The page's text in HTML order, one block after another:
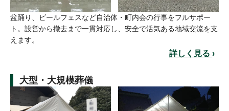
盆踊り、ビールフェスなど自治体・町内会の行事をフルサポー
ト。設営から撤去まで一貫対応し、安全で活気ある地域交流を支
えます。
詳しく見る ›
大型・大規模葬儀